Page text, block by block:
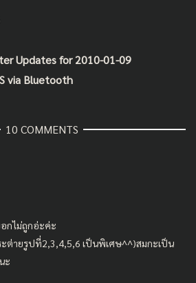
Updates for 2010-01-09
via Bluetooth
10 COMMENTS
กไม่ถูกอ่ะค่ะ
ต่ายรูปที่2,3,4,5,6 เป็นพิเศษ^^)สมกะเป็น
ะ